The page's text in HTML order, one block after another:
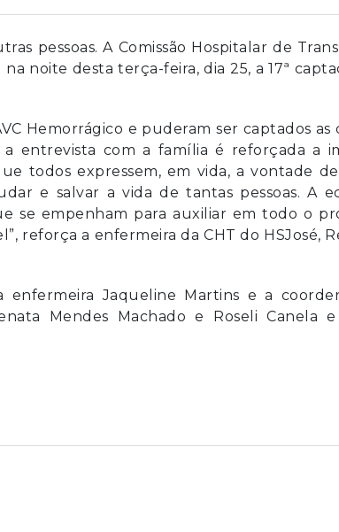
pessoas. A Comissão Hospitalar de
noite desta terça-feira, dia 25, a 17ª
Hemorrágico e puderam ser captados as
entrevista com a família é reforçada a
todos expressem, em vida, a vontade
e salvar a vida de tantas pessoas. A
se empenham para auxiliar em todo o
reforça a enfermeira da CHT do HSJosé,
Jaqueline Martins e a
Mendes Machado e Roseli Canela